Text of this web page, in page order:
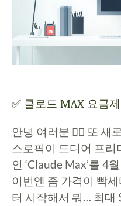
✅ 클로드 MAX 요금
안녕 여러분 🙋‍♀️ 또 새
스로픽이 드디어 프리
인 ‘Claude Max’를 4
이번엔 좀 가격이 빡
터 시작해서 뭐… 최대